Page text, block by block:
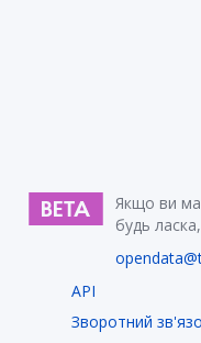
Якщо ви
будь
API
Зворотний